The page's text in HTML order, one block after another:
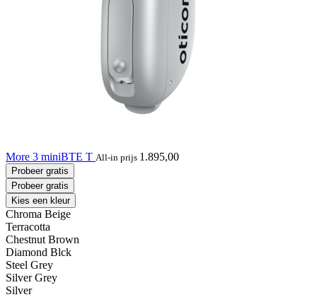
More 3 miniBTE T All-in prijs 1.895,00
Probeer gratis
Probeer gratis
Kies een kleur
Chroma Beige
Terracotta
Chestnut Brown
Diamond Blck
Steel Grey
Silver Grey
Silver